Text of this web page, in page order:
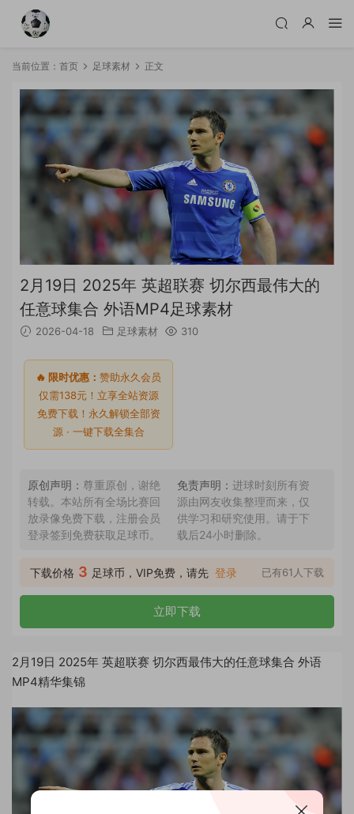
当前位置： 首页 足球素材 正文
2月19日 2025年 英超联赛 切尔西最伟大的
任意球集合 外语MP4足球素材
2026-04-18 足球素材 310
🔥 限时优惠： 赞助永久会员
仅需138元！立享全站资源
免费下载！永久解锁全部资
源 · 一键下载全集合
原创声明： 尊重原创，谢绝
转载。本站所有全场比赛回
放录像免费下载，注册会员
登录签到免费获取足球币。
免责声明： 进球时刻所有资
源由网友收集整理而来，仅
供学习和研究使用。请于下
载后24小时删除。
下载价格 3 足球币，VIP免费，请先 登录 已有61人下载
立即下载
2月19日 2025年 英超联赛 切尔西最伟大的任意球集合 外语
MP4精华集锦